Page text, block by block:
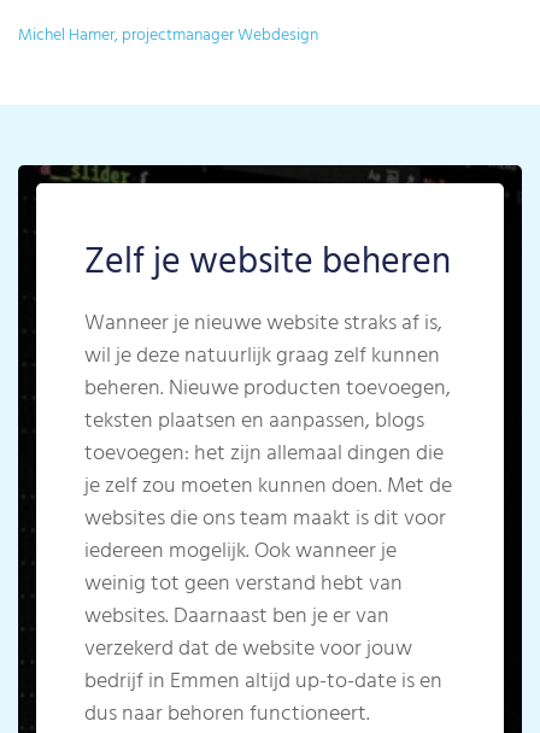
Michel Hamer, projectmanager Webdesign
Zelf je website beheren
Wanneer je nieuwe website straks af is,
wil je deze natuurlijk graag zelf kunnen
beheren. Nieuwe producten toevoegen,
teksten plaatsen en aanpassen, blogs
toevoegen: het zijn allemaal dingen die
je zelf zou moeten kunnen doen. Met de
websites die ons team maakt is dit voor
iedereen mogelijk. Ook wanneer je
weinig tot geen verstand hebt van
websites. Daarnaast ben je er van
verzekerd dat de website voor jouw
bedrijf in Emmen altijd up-to-date is en
dus naar behoren functioneert.